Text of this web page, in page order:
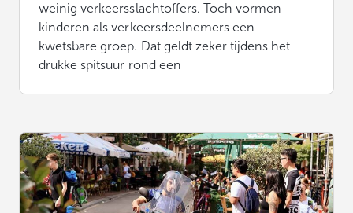
weinig verkeersslachtoffers. Toch vormen
kinderen als verkeersdeelnemers een
kwetsbare groep. Dat geldt zeker tijdens het
drukke spitsuur rond een